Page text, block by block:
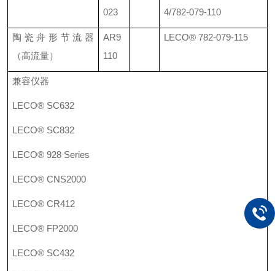
023
4/782-079-110
陶瓷舟形节流器
（高流量）
AR9
110
LECO® 782-079-115
兼容仪器
LECO® SC632
LECO® SC832
LECO® 928 Series
LECO® CNS2000
LECO® CR412
LECO® FP2000
LECO® SC432